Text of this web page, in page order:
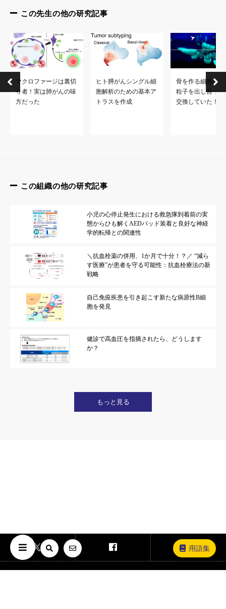
用語集
1.大阪大学 大学院医学系研究科 免疫細胞生物学
3.大阪大学 大学院医学系研究科 病態病理学
4.大阪大学 大学院医学系研究科 炎症性腸疾患治療学
なお、本研究は、国立研究開発法人日本医療研究開発機構
参考URL
この先生の他の研究記事
マクロファージは裏切
り者！実は肺がんの味
方だった
ヒト膵がんシングル細
胞解析のための基本ア
トラスを作成
骨を作る細胞たち
粒子を出し合って
交換していた！
この組織の他の研究記事
小児の心停止発生における救急隊到着前の実
態からひも解くAEDパッド装着と良好な神経
学的転帰との関連性
＼抗血栓薬の併用、1か月で十分！？／ “減ら
す医療”が患者を守る可能性：抗血栓療法の新
戦略
自己免疫疾患を引き起こす新たな病原性B細
胞を発見
健診で高血圧を指摘されたら、どうします
か？
もっと見る